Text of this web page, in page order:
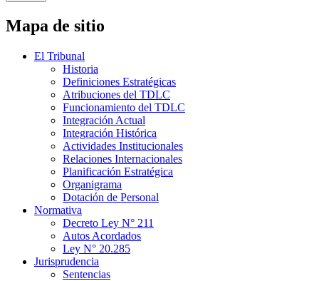
Mapa de sitio
El Tribunal
Historia
Definiciones Estratégicas
Atribuciones del TDLC
Funcionamiento del TDLC
Integración Actual
Integración Histórica
Actividades Institucionales
Relaciones Internacionales
Planificación Estratégica
Organigrama
Dotación de Personal
Normativa
Decreto Ley N° 211
Autos Acordados
Ley N° 20.285
Jurisprudencia
Sentencias